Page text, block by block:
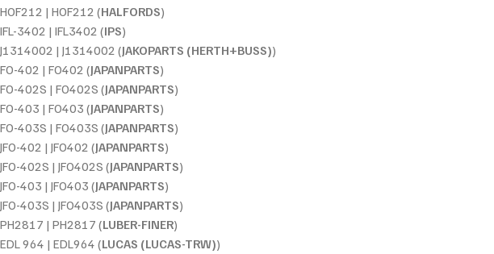
HOF212 | HOF212 (HALFORDS)
IFL-3402 | IFL3402 (IPS)
J1314002 | J1314002 (JAKOPARTS (HERTH+BUSS))
FO-402 | FO402 (JAPANPARTS)
FO-402S | FO402S (JAPANPARTS)
FO-403 | FO403 (JAPANPARTS)
FO-403S | FO403S (JAPANPARTS)
JFO-402 | JFO402 (JAPANPARTS)
JFO-402S | JFO402S (JAPANPARTS)
JFO-403 | JFO403 (JAPANPARTS)
JFO-403S | JFO403S (JAPANPARTS)
PH2817 | PH2817 (LUBER-FINER)
EDL 964 | EDL964 (LUCAS (LUCAS-TRW))